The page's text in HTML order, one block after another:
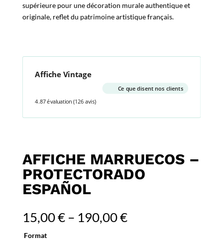
supérieure pour une décoration murale authentique et
originale, reflet du patrimoine artistique français.
Affiche Vintage
Ce que disent nos clients
4.87 évaluation (126 avis)
AFFICHE MARRUECOS –
PROTECTORADO
ESPAÑOL
15,00€– 190,00€
Format